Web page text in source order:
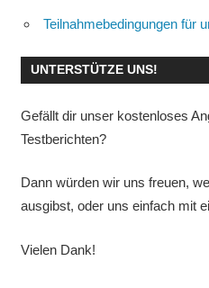
Teilnahmebedingungen für
UNTERSTÜTZE UNS!
Gefällt dir unser kostenloses
Testberichten?
Dann würden wir uns freuen,
ausgibst, oder uns einfach mit
Vielen Dank!